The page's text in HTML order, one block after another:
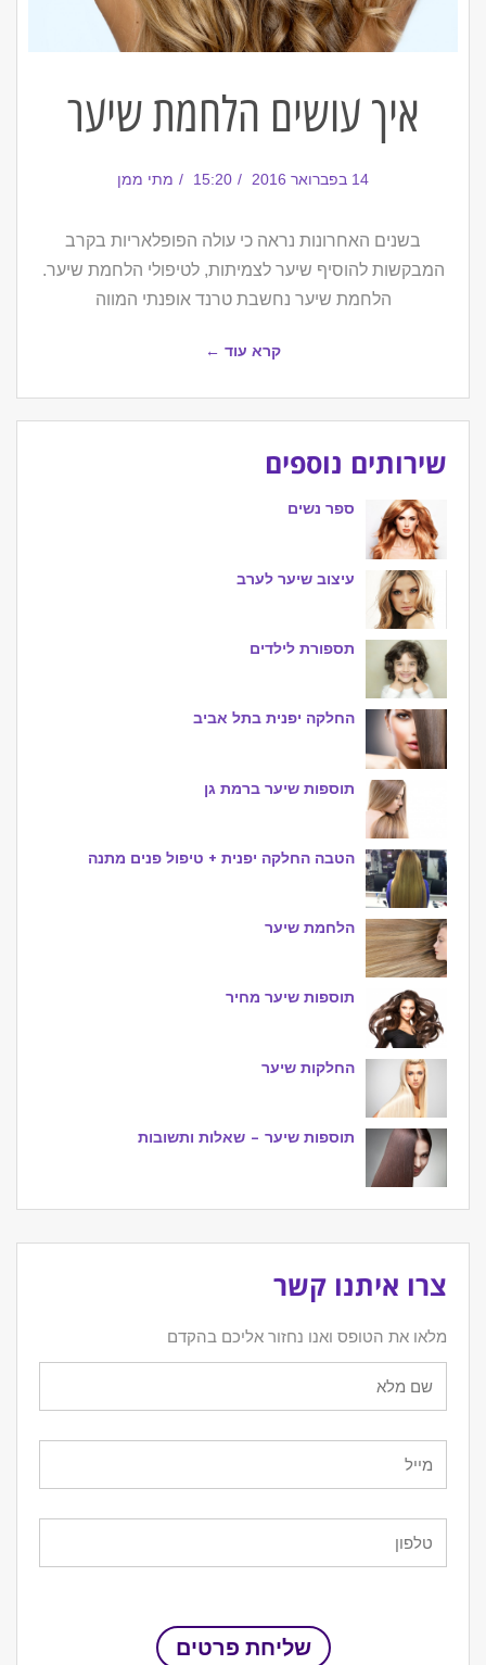
איך עושים הלחמת שיער
14 בפברואר 2016 15:20 מתי ממן
בשנים האחרונות נראה כי עולה הפופלאריות בקרב
המבקשות להוסיף שיער לצמיתות, לטיפולי הלחמת שיער.
הלחמת שיער נחשבת טרנד אופנתי המווה
קרא עוד ←
שירותים נוספים
ספר נשים
עיצוב שיער לערב
תספורת לילדים
החלקה יפנית בתל אביב
תוספות שיער ברמת גן
הטבה החלקה יפנית + טיפול פנים מתנה
הלחמת שיער
תוספות שיער מחיר
החלקות שיער
תוספות שיער – שאלות ותשובות
צרו איתנו קשר
מלאו את הטופס ואנו נחזור אליכם בהקדם